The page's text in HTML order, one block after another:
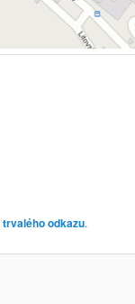
trvalého odkazu.